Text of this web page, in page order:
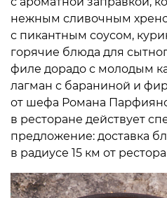
нежным сливочным
с пикантным соусом,
горячие блюда для
филе дорадо с молодым
лагман с бараниной и
от шефа Романа
в ресторане действует
предложение: доставка
в радиусе 15 км от